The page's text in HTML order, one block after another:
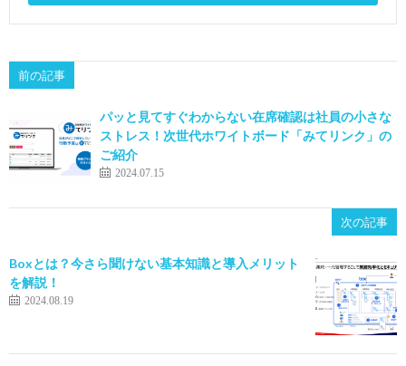
前の記事
パッと見てすぐわからない在席確認は社員の小さな
ストレス！次世代ホワイトボード「みてリンク」の
ご紹介
2024.07.15
次の記事
Boxとは？今さら聞けない基本知識と導入メリット
を解説！
2024.08.19